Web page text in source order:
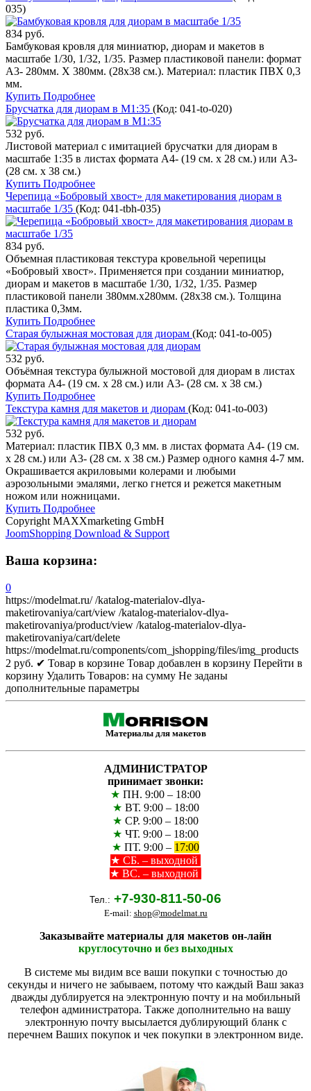
035)
834 руб.
Бамбуковая кровля для миниатюр, диорам и макетов в
масштабе 1/30, 1/32, 1/35. Размер пластиковой панели: формат
А3- 280мм. Х 380мм. (28х38 см.). Материал: пластик ПВХ 0,3
мм.
Купить Подробнее
Брусчатка для диорам в М1:35 (Код: 041-to-020)
532 руб.
Листовой материал с имитацией брусчатки для диорам в
масштабе 1:35 в листах формата А4- (19 см. х 28 см.) или А3-
(28 см. х 38 см.)
Купить Подробнее
Черепица «Бобровый хвост» для макетирования диорам в
масштабе 1/35 (Код: 041-tbh-035)
834 руб.
Объемная пластиковая текстура кровельной черепицы
«Бобровый хвост». Применяется при создании миниатюр,
диорам и макетов в масштабе 1/30, 1/32, 1/35. Размер
пластиковой панели 380мм.х280мм. (28х38 см.). Толщина
пластика 0,3мм.
Купить Подробнее
Старая булыжная мостовая для диорам (Код: 041-to-005)
532 руб.
Объёмная текстура булыжной мостовой для диорам в листах
формата А4- (19 см. х 28 см.) или А3- (28 см. х 38 см.)
Купить Подробнее
Текстура камня для макетов и диорам (Код: 041-to-003)
532 руб.
Материал: пластик ПВХ 0,3 мм. в листах формата А4- (19 см.
х 28 см.) или А3- (28 см. х 38 см.) Размер одного камня 4-7 мм.
Окрашивается акриловыми колерами и любыми
аэрозольными эмалями, легко гнется и режется макетным
ножом или ножницами.
Купить Подробнее
Copyright MAXXmarketing GmbH
JoomShopping Download & Support
Ваша корзина:
0
https://modelmat.ru/ /katalog-materialov-dlya-
maketirovaniya/cart/view /katalog-materialov-dlya-
maketirovaniya/product/view /katalog-materialov-dlya-
maketirovaniya/cart/delete
https://modelmat.ru/components/com_jshopping/files/img_products
2 руб. ✔ Товар в корзине Товар добавлен в корзину Перейти в
корзину Удалить Товаров: на сумму Не заданы
дополнительные параметры
Материалы для макетов
АДМИНИСТРАТОР
принимает звонки:
★ ПН. 9:00 – 18:00
★ ВТ. 9:00 – 18:00
★ СР. 9:00 – 18:00
★ ЧТ. 9:00 – 18:00
★ ПТ. 9:00 – 17:00
★ СБ. – выходной
★ ВС. – выходной
Тел.: +7-930-811-50-06
E-mail: shop@modelmat.ru
Заказывайте материалы для макетов он-лайн
круглосуточно и без выходных
В системе мы видим все ваши покупки с точностью до
секунды и ничего не забываем, потому что каждый Ваш заказ
дважды дублируется на электронную почту и на мобильный
телефон администратора. Также дополнительно на вашу
электронную почту высылается дублирующий бланк с
перечнем Ваших покупок и чек покупки в электронном виде.